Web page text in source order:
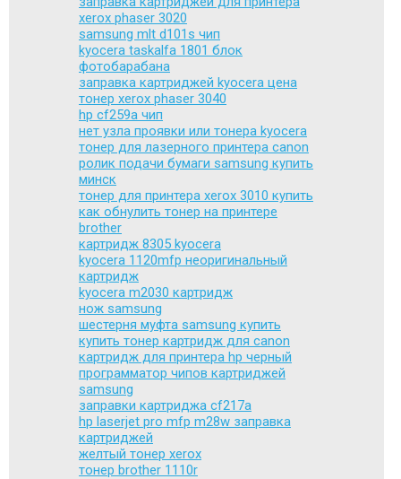
xerox phaser 3020
samsung mlt d101s чип
kyocera taskalfa 1801 блок
фотобарабана
заправка картриджей kyocera цена
тонер xerox phaser 3040
hp cf259a чип
нет узла проявки или тонера kyocera
тонер для лазерного принтера canon
ролик подачи бумаги samsung купить
минск
тонер для принтера xerox 3010 купить
как обнулить тонер на принтере
brother
картридж 8305 kyocera
kyocera 1120mfp неоригинальный
картридж
kyocera m2030 картридж
нож samsung
шестерня муфта samsung купить
купить тонер картридж для canon
картридж для принтера hp черный
программатор чипов картриджей
samsung
заправки картриджа cf217a
hp laserjet pro mfp m28w заправка
картриджей
желтый тонер xerox
тонер brother 1110r